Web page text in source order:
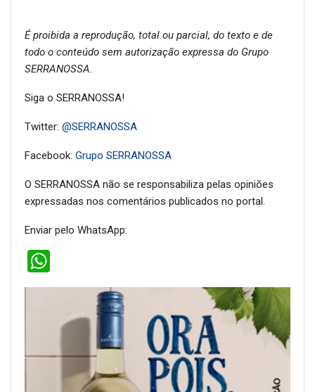
É proibida a reprodução, total ou parcial, do texto e de
todo o conteúdo sem autorização expressa do Grupo
SERRANOSSA.
Siga o SERRANOSSA!
Twitter: @SERRANOSSA
Facebook: Grupo SERRANOSSA
O SERRANOSSA não se responsabiliza pelas opiniões
expressadas nos comentários publicados no portal.
Enviar pelo WhatsApp: